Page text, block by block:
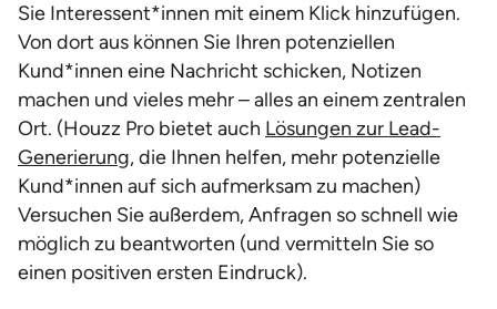
Sie Interessent*innen mit einem Klick hinzufügen.
Von dort aus können Sie Ihren potenziellen
Kund*innen eine Nachricht schicken, Notizen
machen und vieles mehr – alles an einem zentralen
Ort. (Houzz Pro bietet auch Lösungen zur Lead-
Generierung, die Ihnen helfen, mehr potenzielle
Kund*innen auf sich aufmerksam zu machen)
Versuchen Sie außerdem, Anfragen so schnell wie
möglich zu beantworten (und vermitteln Sie so
einen positiven ersten Eindruck).